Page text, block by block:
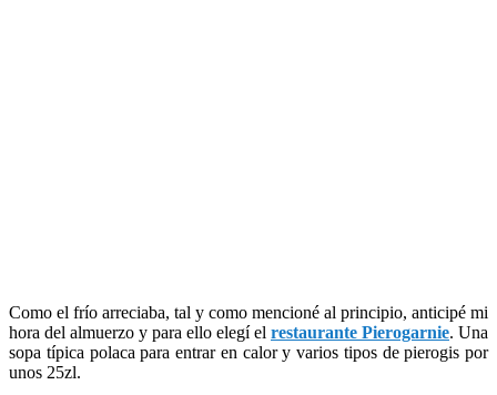
Como el frío arreciaba, tal y como mencioné al principio, anticipé mi
hora del almuerzo y para ello elegí el restaurante Pierogarnie. Una
sopa típica polaca para entrar en calor y varios tipos de pierogis por
unos 25zl.